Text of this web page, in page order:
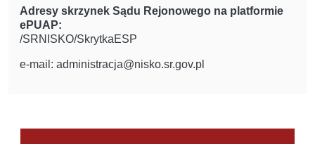
Adresy skrzynek Sądu Rejonowego na platformie
ePUAP:
/SRNISKO/SkrytkaESP
e-mail: administracja@nisko.sr.gov.pl